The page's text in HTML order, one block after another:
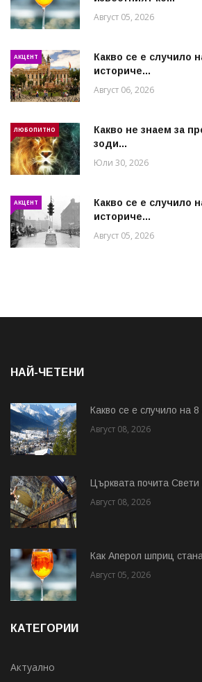
Август 05, 2026
АКЦЕНТ
Какво се е случило
историче...
Август 06, 2026
ЛЮБОПИТНО
Какво не знаем за
зоди...
Юли 30, 2026
АКЦЕНТ
Какво се е случило
историче...
Август 05, 2026
НАЙ-ЧЕТЕНИ
Какво се е случило на 8
Август 08, 2026
Църквата почита
Август 08, 2026
Как Аперол шприц
Август 05, 2026
КАТЕГОРИИ
Актуално